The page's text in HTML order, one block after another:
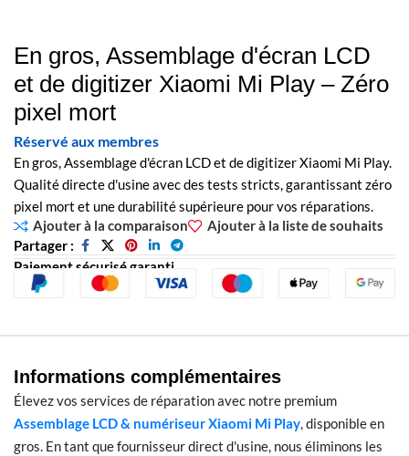
En gros, Assemblage d'écran LCD
et de digitizer Xiaomi Mi Play – Zéro
pixel mort
Réservé aux membres
En gros, Assemblage d'écran LCD et de digitizer Xiaomi Mi Play.
Qualité directe d'usine avec des tests stricts, garantissant zéro
pixel mort et une durabilité supérieure pour vos réparations.
Ajouter à la comparaison
Ajouter à la liste de souhaits
Partager :
Paiement sécurisé garanti
Informations complémentaires
Élevez vos services de réparation avec notre premium
Assemblage LCD & numériseur Xiaomi Mi Play, disponible en
gros. En tant que fournisseur direct d'usine, nous éliminons les